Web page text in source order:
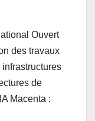
Ouvert
des travaux
de
Macenta :